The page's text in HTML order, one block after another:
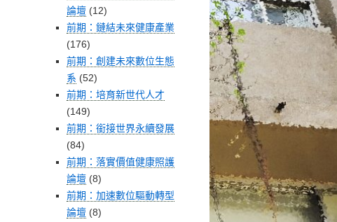
論壇 (12)
前期：鏈結未來健康產業
(176)
前期：創建未來數位生態
系 (52)
前期：培育新世代人才
(149)
前期：銜接世界永續發展
(84)
前期：落實價值健康照護
論壇 (8)
前期：加速數位驅動轉型
論壇 (8)